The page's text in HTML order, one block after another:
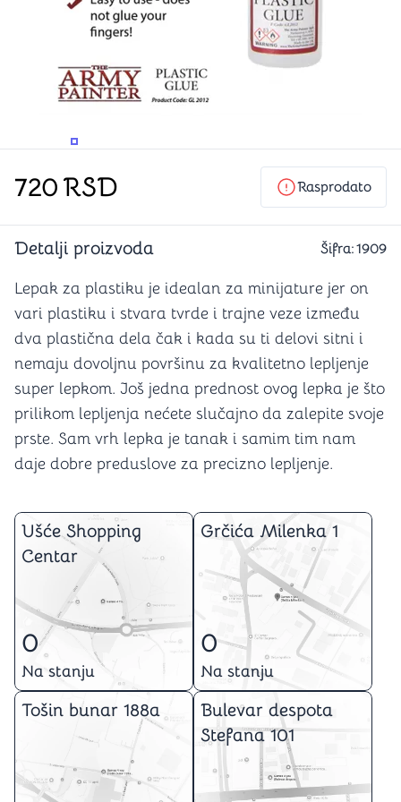
PROMENITE UGAO GLEDANJAPROMENITE UGAO GLEDANJA
720RSD Rasprodato
Detalji proizvoda Šifra:1909
Lepak za plastiku je idealan za minijature jer on
vari plastiku i stvara tvrde i trajne veze između
dva plastična dela čak i kada su ti delovi sitni i
nemaju dovoljnu površinu za kvalitetno lepljenje
super lepkom. Još jedna prednost ovog lepka je što
prilikom lepljenja nećete slučajno da zalepite svoje
prste. Sam vrh lepka je tanak i samim tim nam
daje dobre preduslove za precizno lepljenje.
Ušće Shopping
Centar
0
Na stanju
Grčića Milenka 1
0
Na stanju
Tošin bunar 188a
Bulevar despota
Stefana 101